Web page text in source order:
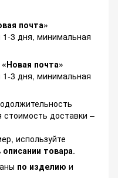
почта»
3 дня, минимальная
почта»
3 дня, минимальная
доставки –
используйте
товара.
по изделию и